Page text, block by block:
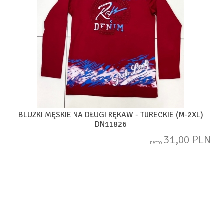
BLUZKI MĘSKIE NA DŁUGI RĘKAW - TURECKIE (M-2XL)
DN11826
netto 31,00 PLN